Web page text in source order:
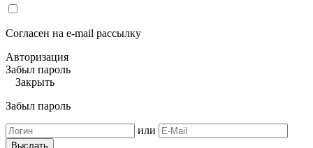
Согласен на e-mail рассылку
Авторизация
Забыл пароль
Закрыть
Забыл пароль
или
Выслать